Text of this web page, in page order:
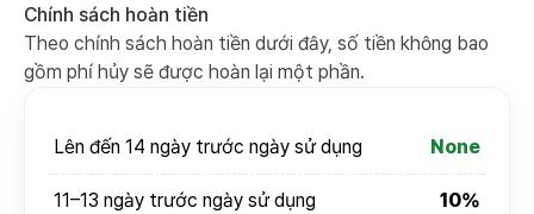
Chính sách hoàn tiền
Theo chính sách hoàn tiền dưới đây, số tiền không bao
gồm phí hủy sẽ được hoàn lại một phần.
Lên đến 14 ngày trước ngày sử dụng None
11–13 ngày trước ngày sử dụng 10%